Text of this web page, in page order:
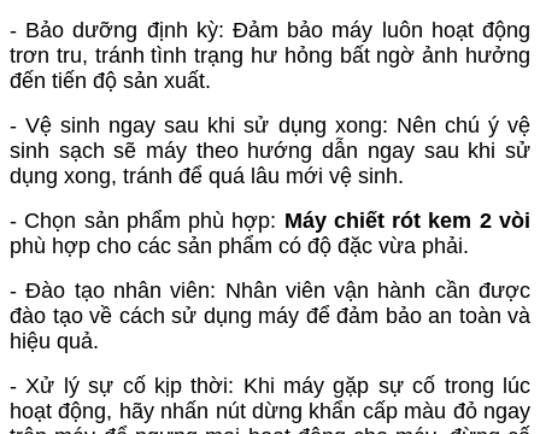
- Bảo dưỡng định kỳ: Đảm bảo máy luôn hoạt động
trơn tru, tránh tình trạng hư hỏng bất ngờ ảnh hưởng
đến tiến độ sản xuất.
- Vệ sinh ngay sau khi sử dụng xong: Nên chú ý vệ
sinh sạch sẽ máy theo hướng dẫn ngay sau khi sử
dụng xong, tránh để quá lâu mới vệ sinh.
- Chọn sản phẩm phù hợp: Máy chiết rót kem 2 vòi
phù hợp cho các sản phẩm có độ đặc vừa phải.
- Đào tạo nhân viên: Nhân viên vận hành cần được
đào tạo về cách sử dụng máy để đảm bảo an toàn và
hiệu quả.
- Xử lý sự cố kịp thời: Khi máy gặp sự cố trong lúc
hoạt động, hãy nhấn nút dừng khẩn cấp màu đỏ ngay